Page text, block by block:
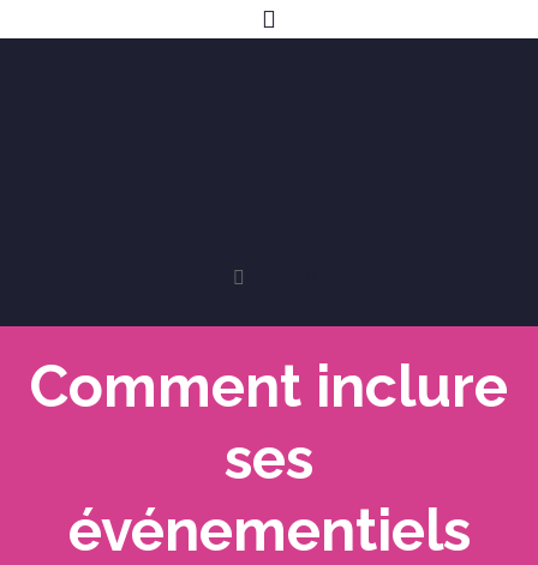
Comment inclure
ses
événementiels